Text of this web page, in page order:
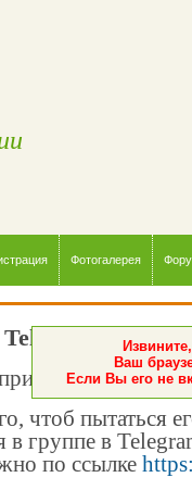
Фотогалерея
- чат
чтоб пытаться
в группе в
по ссылке
Ваш
Если Вы его не